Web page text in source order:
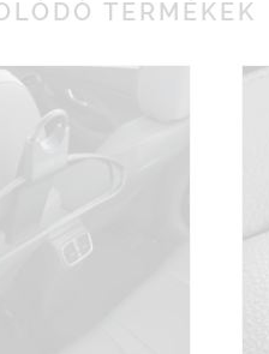
TERMÉKEK